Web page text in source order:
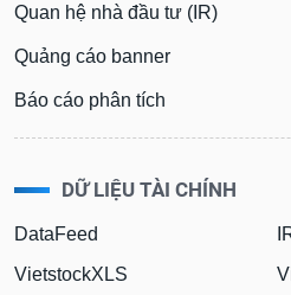
Quan hệ nhà đầu tư (IR)
Quảng cáo banner
Báo cáo phân tích
DỮ LIỆU TÀI CHÍNH
DataFeed
VietstockXLS